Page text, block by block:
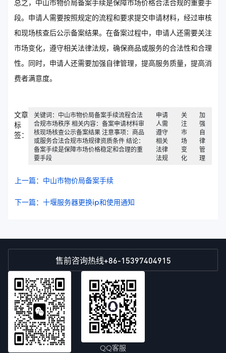
总之，中山市物价局备案手续是保障市场价格合法合规的重要手
段。申请人需要按照规定的流程和要求提交申请材料，经过审核
和现场核查后公示备案结果。在备案过程中，申请人还需要关注
市场变化，遵守相关法律法规，确保商品或服务的合法性和合理
性。同时，申请人还需要加强自律管理，提高服务质量，提高消
费者满意度。
文章
标
签：
关键词：中山市物价局备案手续流程合法
合规市场秩序 相关内容：备案申请材料审
核现场核查公示备案结果 注意事项：商品
或服务合法合规市场规律资质条件 结论：
备案手续是保障市场价格稳定和合理的重
要手段
申请
人需
遵守
相关
法律
法规
关
注
市
场
变
化
加
强
自
律
管
理
上一篇：中山市物价局备案手续
下一篇：十堰服务器更换ip和使用通知
售前咨询热线+86-15397404915
QQ客服